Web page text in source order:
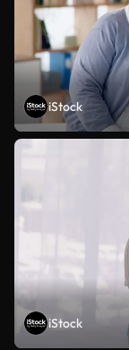
iStock
iStock